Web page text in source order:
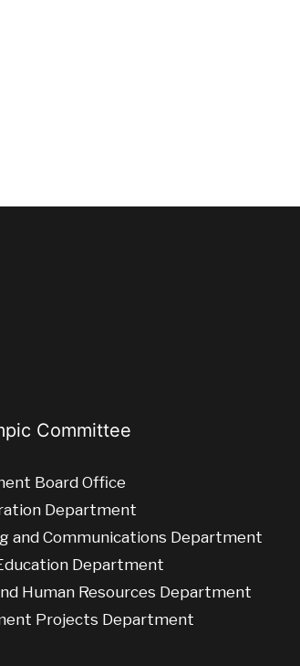
Committee
Board Office
Department
and Communications Department
Department
Human Resources Department
Projects Department